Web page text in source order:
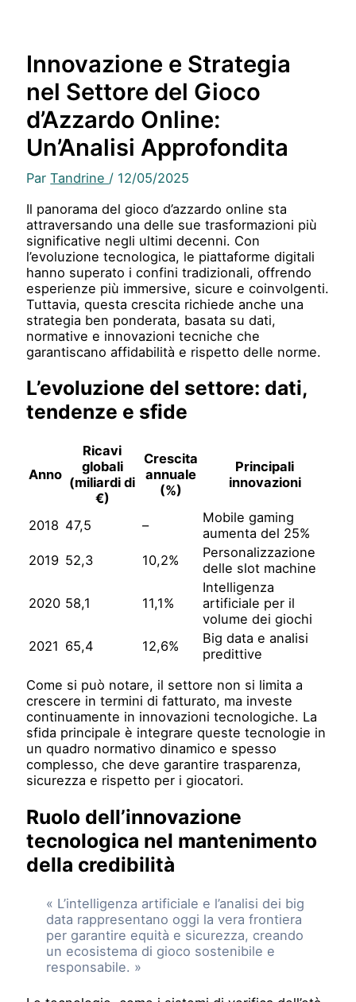
Innovazione e Strategia
nel Settore del Gioco
d’Azzardo Online:
Un’Analisi Approfondita
ParTandrine / 12/05/2025
Il panorama del gioco d’azzardo online sta
attraversando una delle sue trasformazioni più
significative negli ultimi decenni. Con
l’evoluzione tecnologica, le piattaforme digitali
hanno superato i confini tradizionali, offrendo
esperienze più immersive, sicure e coinvolgenti.
Tuttavia, questa crescita richiede anche una
strategia ben ponderata, basata su dati,
normative e innovazioni tecniche che
garantiscano affidabilità e rispetto delle norme.
L’evoluzione del settore: dati,
tendenze e sfide
Anno
Ricavi
globali
(miliardi di
€)
Crescita
annuale
(%)
Principali
innovazioni
2018 47,5 –
Mobile gaming
aumenta del 25%
2019 52,3 10,2%
Personalizzazione
delle slot machine
2020 58,1 11,1%
Intelligenza
artificiale per il
volume dei giochi
2021 65,4 12,6%
Big data e analisi
predittive
Come si può notare, il settore non si limita a
crescere in termini di fatturato, ma investe
continuamente in innovazioni tecnologiche. La
sfida principale è integrare queste tecnologie in
un quadro normativo dinamico e spesso
complesso, che deve garantire trasparenza,
sicurezza e rispetto per i giocatori.
Ruolo dell’innovazione
tecnologica nel mantenimento
della credibilità
« L’intelligenza artificiale e l’analisi dei big
data rappresentano oggi la vera frontiera
per garantire equità e sicurezza, creando
un ecosistema di gioco sostenibile e
responsabile. »